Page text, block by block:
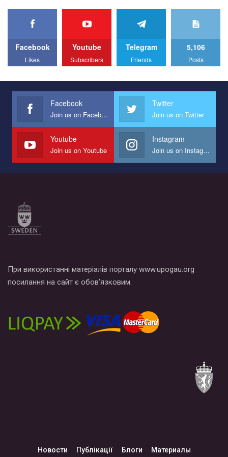
We appeal to your support and ask to help us implement our plan
All you have to do is to press "Like" below the video.
Эмоционально сильный ролик от команды "Гей-альянс
представляющий программу развития организации.
Мы просим вас поддержать нас и помочь нам реализовать
наш план по борьбе с насилием и дискриминацией на почве
СОГИ в Украине.
Все, что вам нужно сделать - это зайти на наш канал YouTube
Facebook
Likes
Youtube
Subscribers
Telegram
Friends
5,106
Posts
Facebook
Join us on Facebook
Twitter
Join us on Twitter
Youtube
Join us on Youtube
Instagram
Join us on Instagram
При використанні матеріалів порталу www.upogau.org
посилання на сайт є обов’язковим.
Новости Публікації Блоги Материалы